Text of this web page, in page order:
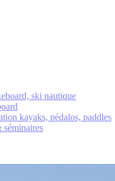
ski nautique
kayaks, pédalos, paddles
séminaires